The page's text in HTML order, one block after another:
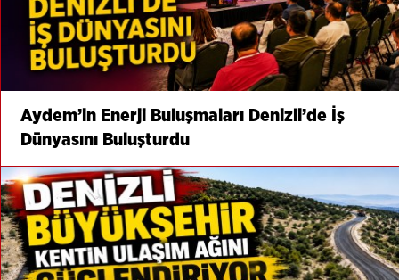
Aydem’in Enerji Buluşmaları Denizli’de İş
Dünyasını Buluşturdu